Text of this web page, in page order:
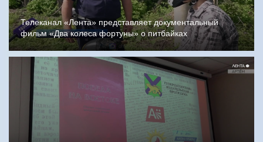
Телеканал «Лента» представляет документальный
фильм «Два колеса фортуны» о питбайках